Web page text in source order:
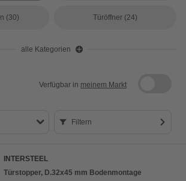
(30) Türöffner (24)
alle Kategorien
Verfügbar in meinem Markt
Filtern
INTERSTEEL
Türstopper, D.32x45 mm Bodenmontage